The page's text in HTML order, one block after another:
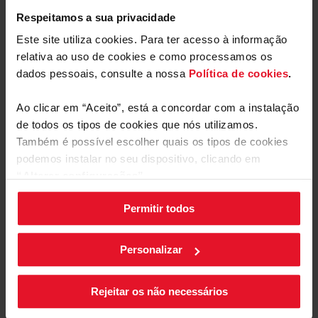
Respeitamos a sua privacidade
Este site utiliza cookies. Para ter acesso à informação
relativa ao uso de cookies e como processamos os
dados pessoais, consulte a nossa Política de cookies.
Ao clicar em “Aceito”, está a concordar com a instalação
de todos os tipos de cookies que nós utilizamos.
Também é possível escolher quais os tipos de cookies
podemos instalar no seu dispositivo, clicando em
As suas configurações de cookies podem ser alteradas a
qualquer momento, clicando no botão preto posicionado
no canto inferior direito do ecrã.
Permitir todos
Personalizar
Rejeitar os não necessários
Número de velocidades dos
ventiladores: 4
Os odores da cozinha podem ser fracos ou fortes,
razão pela qual os exaustores FAGOR, consoante o
Nem sempre precisamos da velocidade máxima do
ventilador, talvez apenas uma velocidade baixa para
cozinhar uma sopa e depois mudar para a máxima
Parâmetros Técnicos
Transferências